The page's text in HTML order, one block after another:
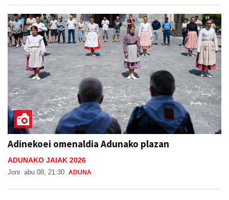
Adinekoei omenaldia Adunako plazan
ADUNAKO JAIAK 2026
Joni abu 08, 21:30 ADUNA